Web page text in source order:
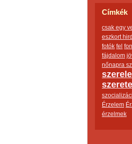
Címkék
csak egy
eszkort
fotók fel
fájdalom
nőnapra
Érzelem
érzelmek